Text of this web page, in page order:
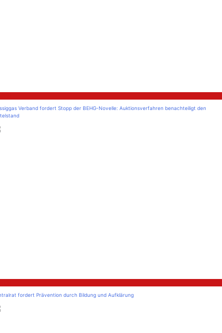
Verband fordert Stopp der BEHG-Novelle: Auktionsverfahren benachteiligt den
fordert Prävention durch Bildung und Aufklärung